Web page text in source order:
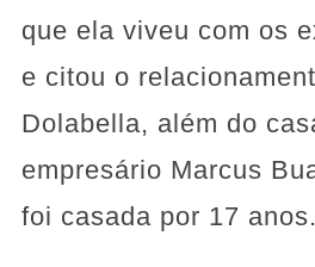
que ela viveu com os
e citou o
Dolabella, além do
empresário Marcus
foi casada por 17 anos.